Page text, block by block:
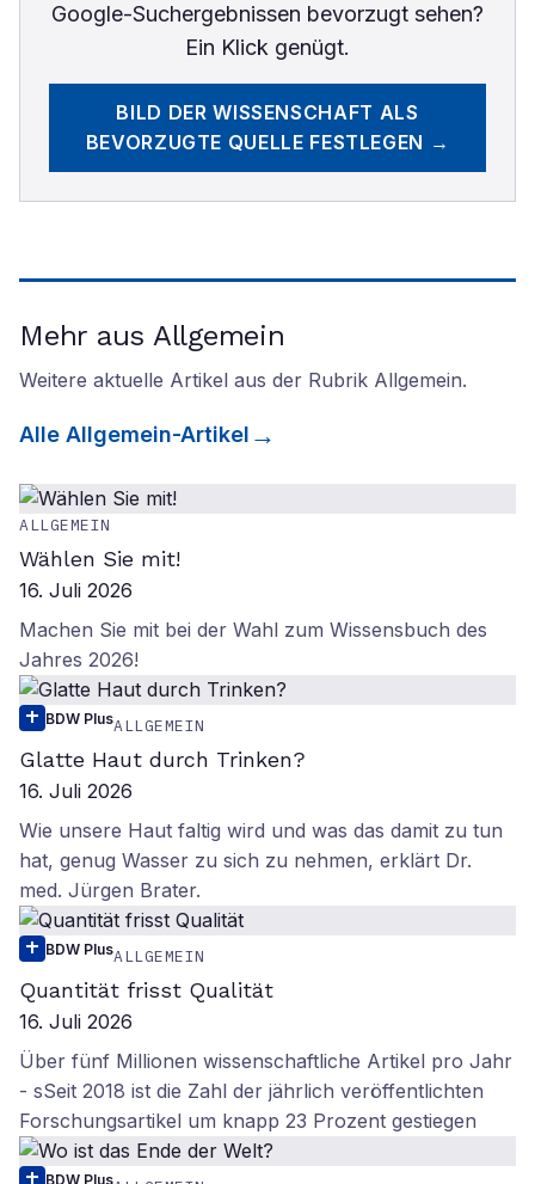
Google-Suchergebnissen bevorzugt sehen?
Ein Klick genügt.
BILD DER WISSENSCHAFT ALS
BEVORZUGTE QUELLE FESTLEGEN →
Mehr aus Allgemein
Weitere aktuelle Artikel aus der Rubrik Allgemein.
Alle Allgemein-Artikel
ALLGEMEIN
Wählen Sie mit!
16. Juli 2026
Machen Sie mit bei der Wahl zum Wissensbuch des
Jahres 2026!
BDW PlusALLGEMEIN
Glatte Haut durch Trinken?
16. Juli 2026
Wie unsere Haut faltig wird und was das damit zu tun
hat, genug Wasser zu sich zu nehmen, erklärt Dr.
med. Jürgen Brater.
BDW PlusALLGEMEIN
Quantität frisst Qualität
16. Juli 2026
Über fünf Millionen wissenschaftliche Artikel pro Jahr
- sSeit 2018 ist die Zahl der jährlich veröffentlichten
Forschungsartikel um knapp 23 Prozent gestiegen
BDW Plus